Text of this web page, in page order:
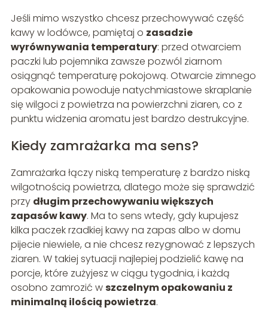
Jeśli mimo wszystko chcesz przechowywać część
kawy w lodówce, pamiętaj o zasadzie
wyrównywania temperatury: przed otwarciem
paczki lub pojemnika zawsze pozwól ziarnom
osiągnąć temperaturę pokojową. Otwarcie zimnego
opakowania powoduje natychmiastowe skraplanie
się wilgoci z powietrza na powierzchni ziaren, co z
punktu widzenia aromatu jest bardzo destrukcyjne.
Kiedy zamrażarka ma sens?
Zamrażarka łączy niską temperaturę z bardzo niską
wilgotnością powietrza, dlatego może się sprawdzić
przy długim przechowywaniu większych
zapasów kawy. Ma to sens wtedy, gdy kupujesz
kilka paczek rzadkiej kawy na zapas albo w domu
pijecie niewiele, a nie chcesz rezygnować z lepszych
ziaren. W takiej sytuacji najlepiej podzielić kawę na
porcje, które zużyjesz w ciągu tygodnia, i każdą
osobno zamrozić wszczelnym opakowaniu z
minimalną ilością powietrza.